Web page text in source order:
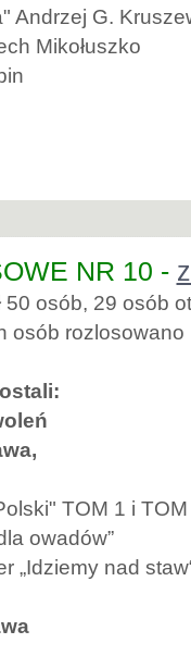
Andrzej G.
Mikołuszko
NR 10 -
50 osób, 29 osób
osób rozlosowano
TOM 1 i
owadów”
„Idziemy nad